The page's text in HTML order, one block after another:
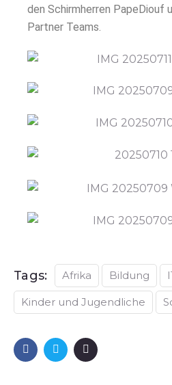
den Schirmherren PapeDiouf
Partner Teams.
Tags: Afrika Bildung
Kinder und Jugendliche